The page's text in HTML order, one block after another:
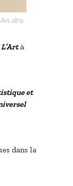
, 1875.
à
et
dans la